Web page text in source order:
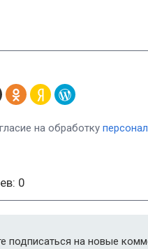
на обработку
0
подписаться на новые